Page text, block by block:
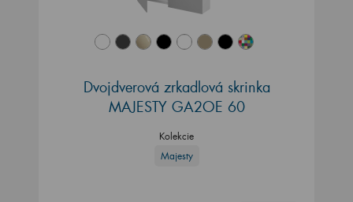
Dvojdverová zrkadlová skrinka
MAJESTY GA2OE 60
Kolekcie
Majesty